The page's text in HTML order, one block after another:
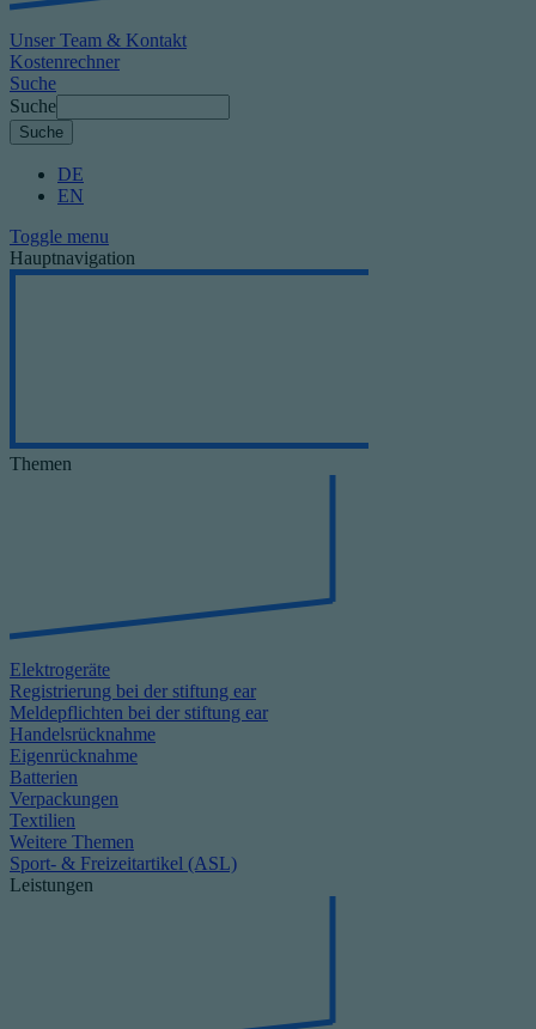
Unser Team & Kontakt
Kostenrechner
Suche
Suche
DE
EN
Toggle menu
Hauptnavigation
Themen
Elektrogeräte
Registrierung bei der stiftung ear
Meldepflichten bei der stiftung ear
Handelsrücknahme
Eigenrücknahme
Batterien
Verpackungen
Textilien
Weitere Themen
Sport- & Freizeitartikel (ASL)
Leistungen